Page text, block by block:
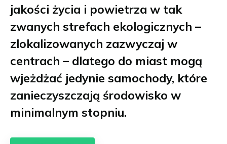
jakości życia i powietrza w tak
zwanych strefach ekologicznych –
zlokalizowanych zazwyczaj w
centrach – dlatego do miast mogą
wjeżdżać jedynie samochody, które
zanieczyszczają środowisko w
minimalnym stopniu.